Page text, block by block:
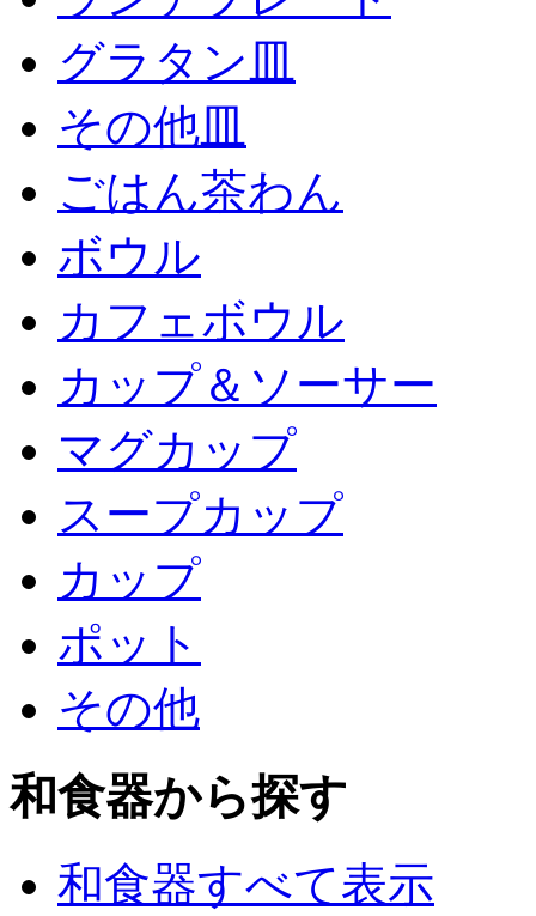
グラタン皿
その他皿
ごはん茶わん
ボウル
カフェボウル
カップ＆ソーサー
マグカップ
スープカップ
カップ
ポット
その他
和食器から探す
和食器すべて表示